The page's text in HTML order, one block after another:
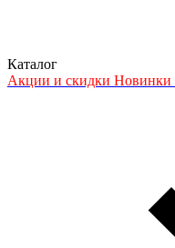
Каталог
Акции и скидки Новинки